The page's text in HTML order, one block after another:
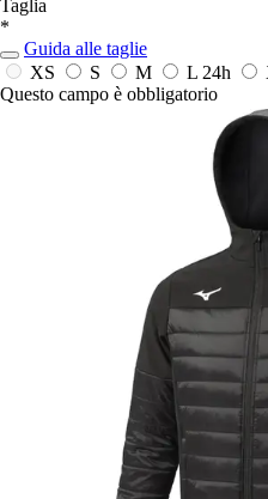
Taglia
*
Guida alle taglie
XS
S M L 24h
Questo campo è obbligatorio